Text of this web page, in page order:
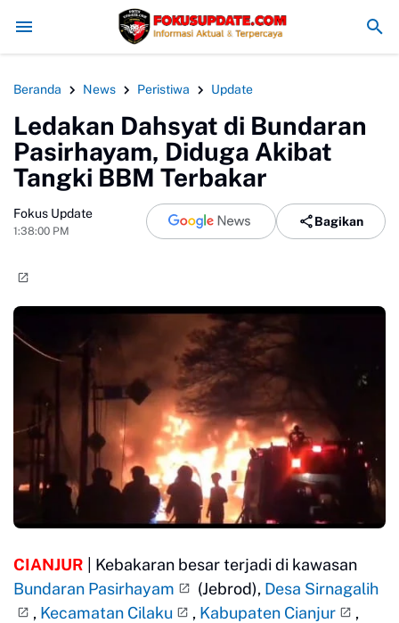
MAN 4 Bogor Gelar Penyerahan Ijazah Kelas XII Tahun Ajaran
Beranda News Peristiwa Update
Ledakan Dahsyat di Bundaran
Pasirhayam, Diduga Akibat
Tangki BBM Terbakar
Fokus Update
1:38:00 PM
Bagikan
CIANJUR | Kebakaran besar terjadi di kawasan
Bundaran Pasirhayam
(Jebrod), Desa Sirnagalih
, Kecamatan Cilaku , Kabupaten Cianjur
,